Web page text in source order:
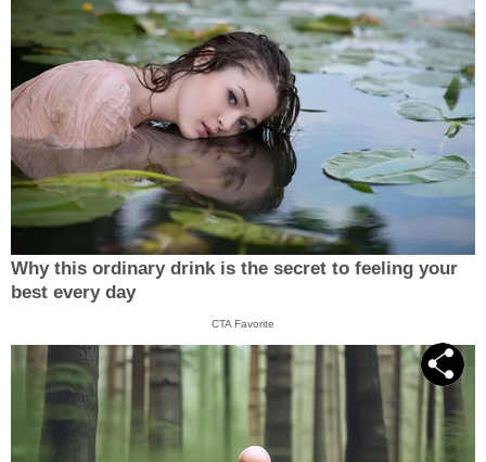
Why this ordinary drink is the secret to feeling your
best every day
CTA Favorite